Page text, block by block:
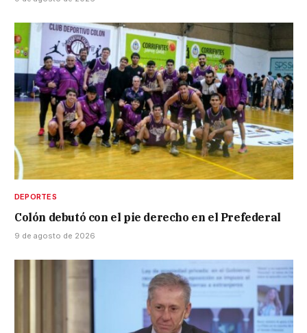
DEPORTES
Colón debutó con el pie derecho en el Prefederal
9 de agosto de 2026